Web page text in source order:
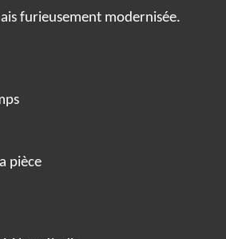
furieusement modernisée.
pièce